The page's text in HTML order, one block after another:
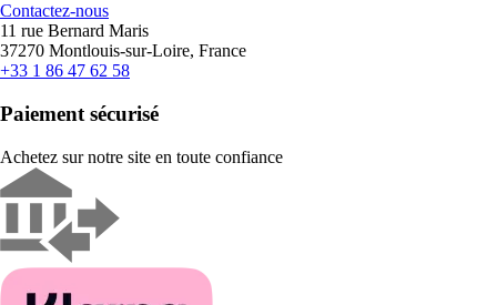
Contactez-nous
11 rue Bernard Maris
37270 Montlouis-sur-Loire, France
+33 1 86 47 62 58
Paiement sécurisé
Achetez sur notre site en toute confiance